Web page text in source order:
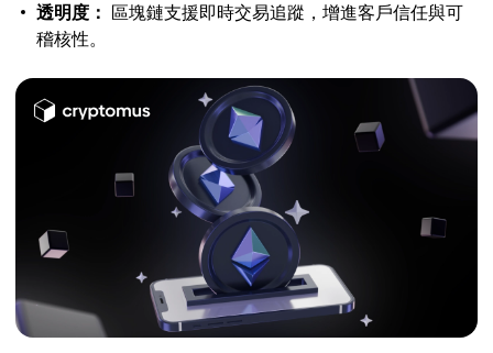
透明度： 區塊鏈支援即時交易追蹤，增進客戶信任與可
稽核性。